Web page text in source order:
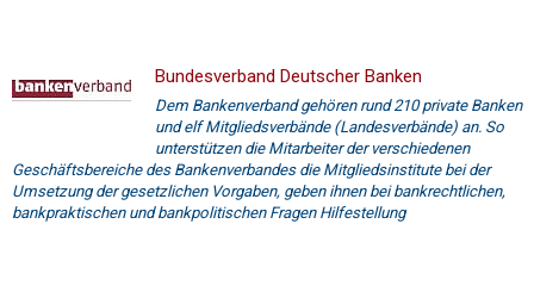
Bundesverband Deutscher Banken
Dem Bankenverband gehören rund 210 private Banken
und elf Mitgliedsverbände (Landesverbände) an. So
unterstützen die Mitarbeiter der verschiedenen
Geschäftsbereiche des Bankenverbandes die Mitgliedsinstitute bei der
Umsetzung der gesetzlichen Vorgaben, geben ihnen bei bankrechtlichen,
bankpraktischen und bankpolitischen Fragen Hilfestellung